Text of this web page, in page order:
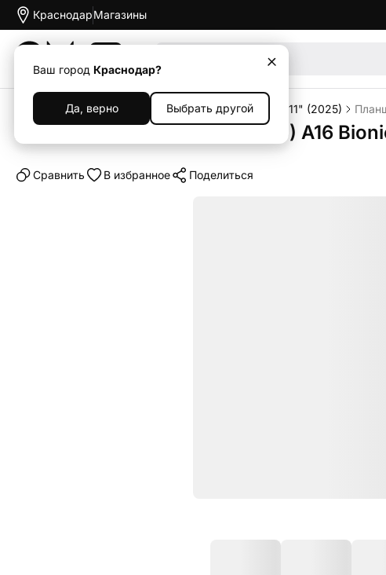
Краснодар
Ваш город Краснодар?
Да, верно Выбрать другой
Магазины
Каталог Планшеты iPad Apple iPad 11" (2025)
Планшет Apple iPad 11" (2025) A16
Cравнить В избранное Поделиться